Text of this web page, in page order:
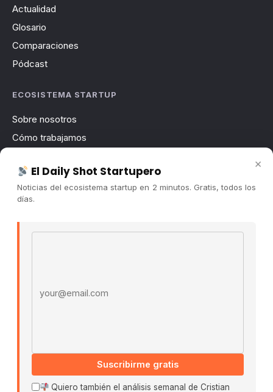
Actualidad
Glosario
Comparaciones
Pódcast
ECOSISTEMA STARTUP
Sobre nosotros
Cómo trabajamos
Contacto
Publicidad
Políticas De Privacidad · Términos De Uso
×
El Daily Shot Startupero
Noticias del ecosistema startup en 2 minutos. Gratis, todos los
días.
Suscribirme gratis
Quiero también el análisis semanal de Cristian